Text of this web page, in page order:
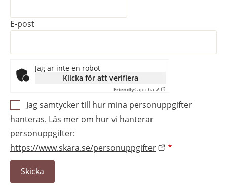
E-post
Jag är inte en robot
Klicka för att verifiera
FriendlyCaptcha ⇗
Jag samtycker till hur mina personuppgifter
hanteras. Läs mer om hur vi hanterar
personuppgifter:
https://www.skara.se/personuppgifter
*